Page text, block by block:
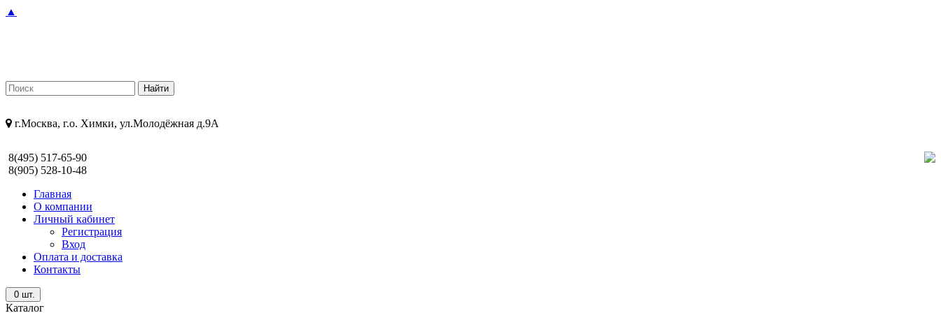
▲
г.Москва, г.о. Химки, ул.Молодёжная д.9А
8(495) 517-65-90
8(905) 528-10-48
Главная
О компании
Личный кабинет
Регистрация
Вход
Оплата и доставка
Контакты
0 шт.
Каталог